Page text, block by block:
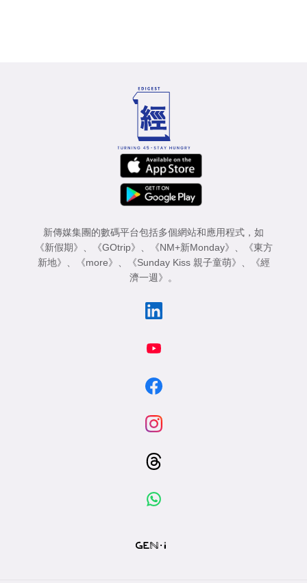
新傳媒集團的數碼平台包括多個網站和應用程式，如
《新假期》
《GOtrip》 《NM+新Monday》
《東方
新地》
《more》 《Sunday Kiss 親子童萌》
《經
濟一週》
。